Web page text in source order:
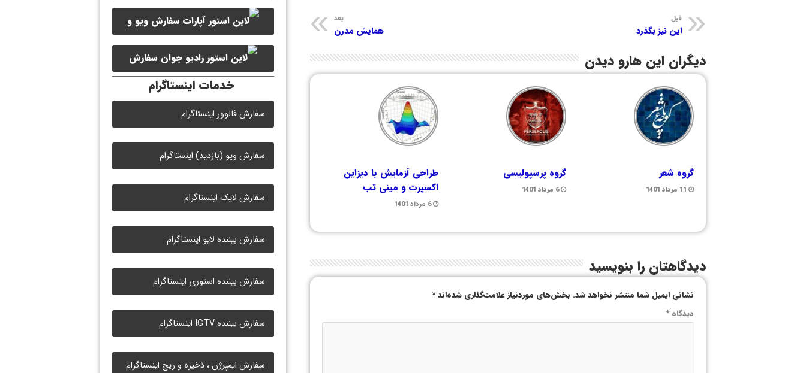
قبل
این نیز بگذرد
بعد
همایش مدرن
دیگران این هارو دیدن
گروه شعر
11 مرداد 1401
گروه پرسپولیسی
6 مرداد 1401
طراحی آزمایش با دیزاین
اکسپرت و مینی تب
6 مرداد 1401
دیدگاهتان را بنویسید
نشانی ایمیل شما منتشر نخواهد شد. بخش‌های موردنیاز علامت‌گذاری شده‌اند*
دیدگاه*
سفارش ممبر کانال سروش
سفارش ویو و
لایک ویدیو آپارات
سفارش
لایک رادیو جوان
خدمات اینستاگرام
سفارش فالوور اینستاگرام
سفارش ویو (بازدید) اینستاگرام
سفارش لایک اینستاگرام
سفارش بیننده لایو اینستاگرام
سفارش بیننده استوری اینستاگرام
سفارش بیننده IGTV اینستاگرام
سفارش ایمپرژن ، ذخیره و ریچ اینستاگرام